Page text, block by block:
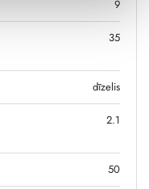
9
35
dīzelis
2.1
50